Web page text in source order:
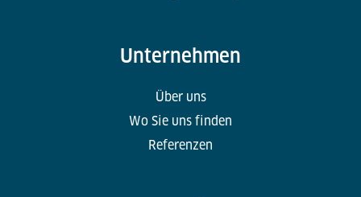
Unternehmen
Über uns
Wo Sie uns finden
Referenzen